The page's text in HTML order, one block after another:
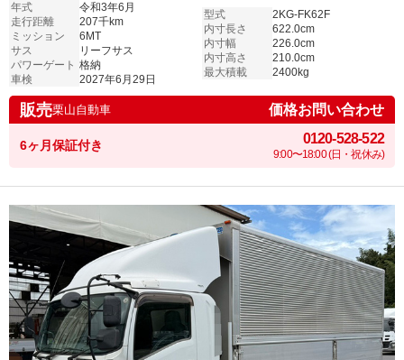
年式
令和3年6月
走行距離
207千km
ミッション
6MT
サス
リーフサス
パワーゲート 格納
車検
2027年6月29日
型式
2KG-FK62F
内寸長さ
622.0cm
内寸幅
226.0cm
内寸高さ
210.0cm
最大積載
2400kg
販売栗山自動車 価格お問い合わせ
6ヶ月保証付き 0120-528-522
9:00〜18:00 (日・祝休み)